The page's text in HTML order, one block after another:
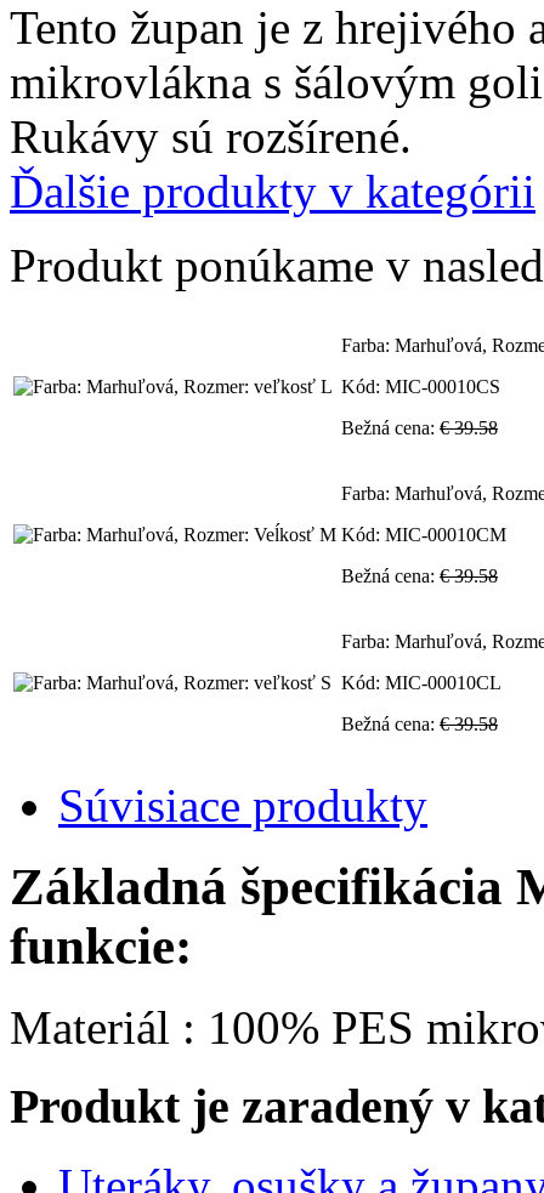
Tento župan je z hrejivého
mikrovlákna s šálovým
Rukávy sú rozšírené.
Ďalšie produkty v kategórii
Produkt ponúkame v
Farba: Marhuľová,
Kód: MIC-00010CS
Bežná cena: € 39.58
Farba: Marhuľová,
Kód: MIC-00010CM
Bežná cena: € 39.58
Farba: Marhuľová,
Kód: MIC-00010CL
Bežná cena: € 39.58
Súvisiace produkty
Základná špecifikácia
funkcie:
Materiál : 100% PES
Produkt je zaradený v